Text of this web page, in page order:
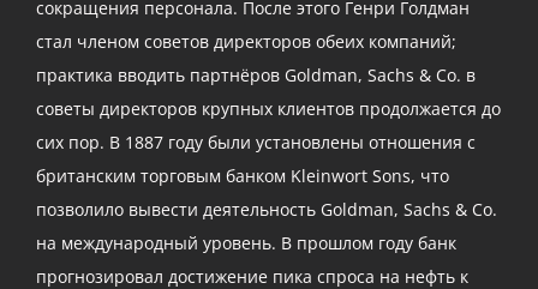
сокращения персонала. После этого Генри Голдман
стал членом советов директоров обеих компаний;
практика вводить партнёров Goldman, Sachs & Co. в
советы директоров крупных клиентов продолжается до
сих пор. В 1887 году были установлены отношения с
британским торговым банком Kleinwort Sons, что
позволило вывести деятельность Goldman, Sachs & Co.
на международный уровень. В прошлом году банк
прогнозировал достижение пика спроса на нефть к